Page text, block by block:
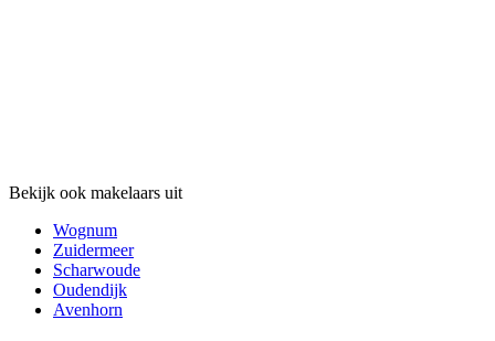
Bekijk ook makelaars uit
Wognum
Zuidermeer
Scharwoude
Oudendijk
Avenhorn